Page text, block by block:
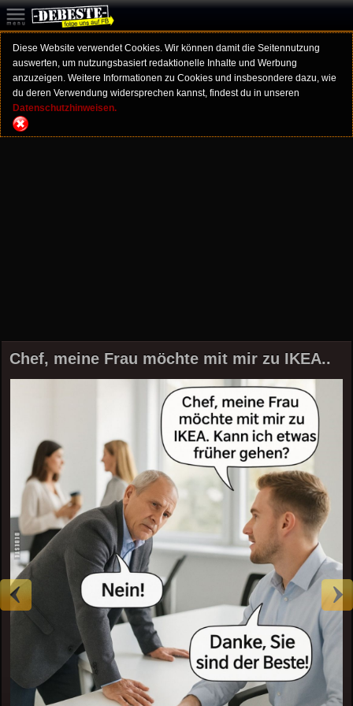
Diese Website verwendet Cookies. Wir können damit die Seitennutzung
auswerten, um nutzungsbasiert redaktionelle Inhalte und Werbung
anzuzeigen. Weitere Informationen zu Cookies und insbesondere dazu, wie
du deren Verwendung widersprechen kannst, findest du in unseren
Datenschutzhinweisen.
Chef, meine Frau möchte mit mir zu IKEA..